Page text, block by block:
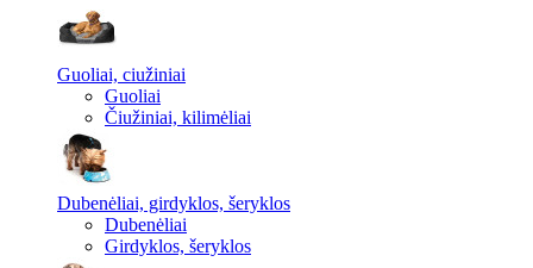
Guoliai, ciužiniai
Guoliai
Čiužiniai, kilimėliai
Dubenėliai, girdyklos, šeryklos
Dubenėliai
Girdyklos, šeryklos